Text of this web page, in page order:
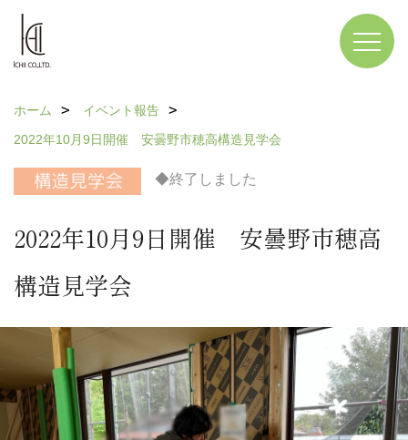
ホーム
イベント報告
2022年10月9日開催 安曇野市穂高構造見学会
◆終了しました
2022年10月9日開催 安曇野市穂高
構造見学会